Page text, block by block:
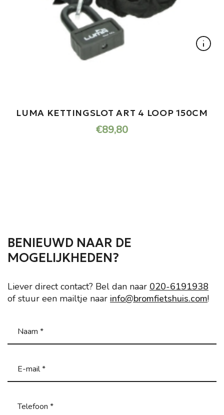
LUMA KETTINGSLOT ART 4 LOOP 150CM
€89,80
BENIEUWD NAAR DE
MOGELIJKHEDEN?
Liever direct contact? Bel dan naar 020-6191938
of stuur een mailtje naar info@bromfietshuis.com!